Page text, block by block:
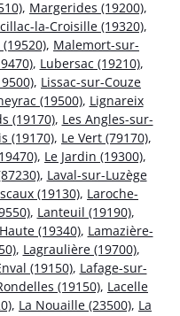
, Margerides (19200),
la-Croisille (19320),
, Malemort-sur-
, Lubersac (19210),
, Lissac-sur-Couze
(19500), Lignareix
(19170), Les Angles-sur-
(19170), Le Vert (79170),
, Le Jardin (19300),
, Laval-sur-Luzège
(19130), Laroche-
, Lanteuil (19190),
(19340), Lamazière-
, Lagraulière (19700),
(19150), Lafage-sur-
(19150), Lacelle
, La Nouaille (23500), La